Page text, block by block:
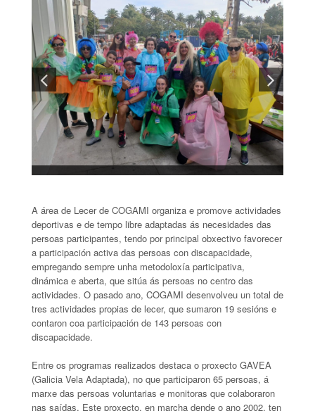
A área de Lecer de COGAMI organiza e promove actividades
deportivas e de tempo libre adaptadas ás necesidades das
persoas participantes, tendo por principal obxectivo favorecer
a participación activa das persoas con discapacidade,
empregando sempre unha metodoloxía participativa,
dinámica e aberta, que sitúa ás persoas no centro das
actividades. O pasado ano, COGAMI desenvolveu un total de
tres actividades propias de lecer, que sumaron 19 sesións e
contaron coa participación de 143 persoas con
discapacidade.
Entre os programas realizados destaca o proxecto GAVEA
(Galicia Vela Adaptada), no que participaron 65 persoas, á
marxe das persoas voluntarias e monitoras que colaboraron
nas saídas. Este proxecto, en marcha dende o ano 2002, ten